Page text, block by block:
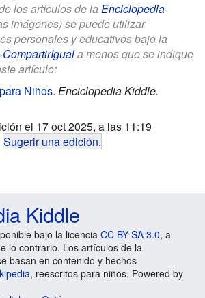
los artículos de la Enciclopedia
imágenes) se puede utilizar
personales y educativos bajo la
a menos que se indique
artículo:
Niños. Enciclopedia Kiddle.
el 17 oct 2025, a las 11:19
Sugerir una edición.
Kiddle
bajo la licencia CC BY-SA 3.0, a
lo contrario. Los artículos de la
basan en contenido y hechos
, reescritos para niños. Powered by